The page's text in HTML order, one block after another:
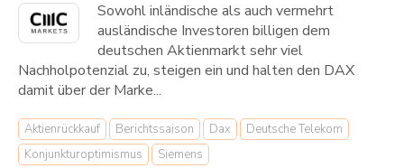
Sowohl inländische als auch vermehrt
ausländische Investoren billigen dem
deutschen Aktienmarkt sehr viel
Nachholpotenzial zu, steigen ein und halten den DAX
damit über der Marke...
Aktienrückkauf Berichtssaison Dax
Deutsche Telekom
Konjunkturoptimismus
Siemens